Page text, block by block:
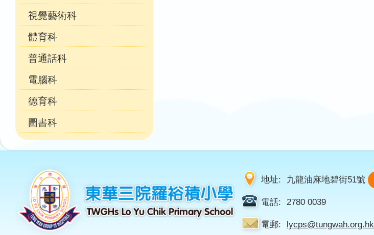
視覺藝術科
體育科
普通話科
電腦科
德育科
圖書科
地址: 九龍油麻地碧街51號
電話: 2780 0039
電郵: lycps@tungwah.org.hk